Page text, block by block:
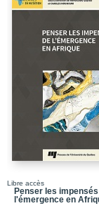
Libre accès
Penser les
l'émergence en